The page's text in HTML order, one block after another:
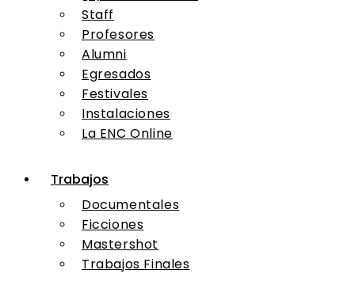
Staff
Profesores
Alumni
Egresados
Festivales
Instalaciones
La ENC Online
Trabajos
Documentales
Ficciones
Mastershot
Trabajos Finales